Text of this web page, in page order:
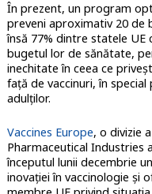
În prezent, un program
preveni aproximativ 20 de
însă 77% dintre statele UE
bugetul lor de sănătate,
inechitate în ceea ce
față de vaccinuri, în
adulților.
Vaccines Europe, o divizie
Pharmaceutical Industries
începutul lunii decembrie un
inovației în vaccinologie și